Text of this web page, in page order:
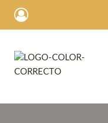
Saltar